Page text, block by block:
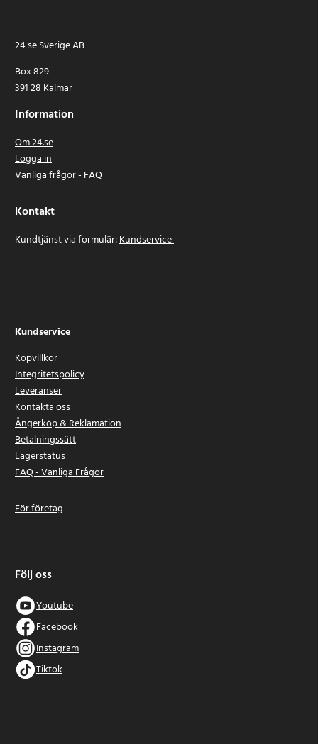
24 se Sverige AB
Box 829
391 28 Kalmar
Information
Om 24.se
Logga in
Vanliga frågor - FAQ
Kontakt
Kundtjänst via formulär:Kundservice
Kundservice
Köpvillkor
Integritetspolicy
Leveranser
Kontakta oss
Ångerköp & Reklamation
Betalningssätt
Lagerstatus
FAQ - Vanliga Frågor
För företag
Följ oss
Youtube
Facebook
Instagram
Tiktok